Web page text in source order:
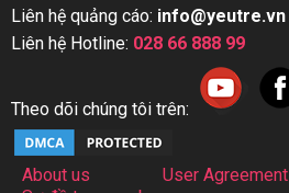
Liên hệ quảng cáo: info@yeutre.vn
Liên hệ Hotline: 028 66 888 99
Theo dõi chúng tôi trên:
About us User Agreement